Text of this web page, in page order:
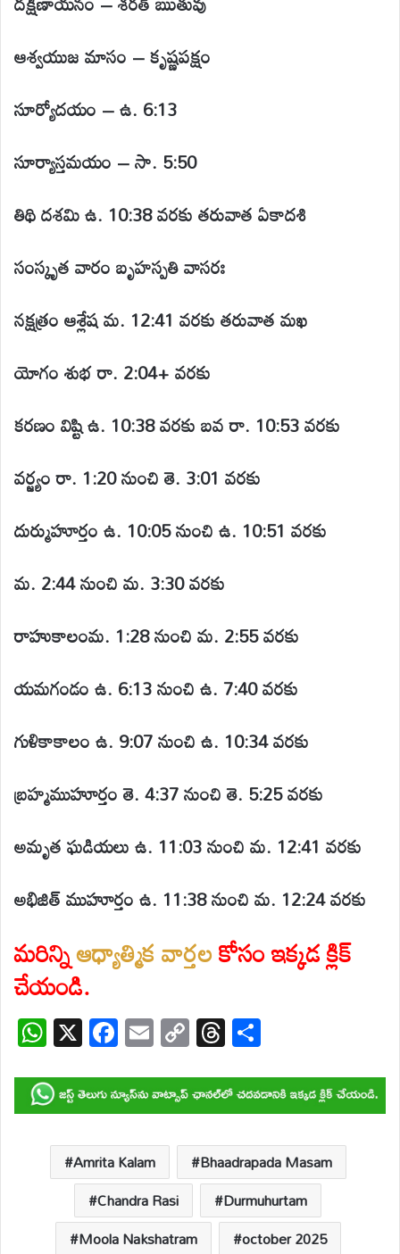
ఆశ్వయుజ మాసం – కృష్ణపక్షం
సూర్యోదయం – ఉ. 6:13
సూర్యాస్తమయం – సా. 5:50
తిథి దశమి ఉ. 10:38 వరకుతరువాత ఏకాదశి
సంస్కృత వారంబృహస్పతి వాసరః
నక్షత్రంఆశ్లేష మ. 12:41 వరకుతరువాత మఖ
యోగం శుభ రా. 2:04+ వరకు
కరణంవిష్టి ఉ. 10:38 వరకుబవ రా. 10:53 వరకు
వర్జ్యంరా. 1:20 నుంచి తె. 3:01 వరకు
దుర్ముహూర్తం ఉ. 10:05 నుంచి ఉ. 10:51 వరకు
మ. 2:44 నుంచి మ. 3:30 వరకు
రాహుకాలంమ. 1:28 నుంచి మ. 2:55 వరకు
యమగండం ఉ. 6:13 నుంచి ఉ. 7:40 వరకు
గుళికాకాలం ఉ. 9:07 నుంచి ఉ. 10:34 వరకు
బ్రహ్మముహూర్తం తె. 4:37 నుంచి తె. 5:25 వరకు
అమృత ఘడియలు ఉ. 11:03 నుంచి మ. 12:41 వరకు
అభిజిత్ ముహూర్తం ఉ. 11:38 నుంచి మ. 12:24 వరకు
మరిన్నిఆధ్యాత్మిక వార్తలకోసంఇక్కడ క్లిక్
చేయండి.
W
h
at
s
A
p
X F
ac
e
b
o
o
k
E
m
ail
C
o
p
y
Li
n
k
T
hr
e
a
d
s
ar
e
Amrita Kalam
Bhaadrapada Masam
Chandra Rasi
Durmuhurtam
Moola Nakshatram
october 2025